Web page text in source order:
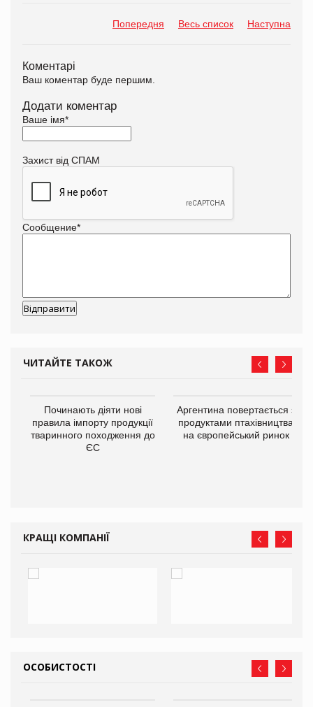
Попередня Весь список Наступна
Коментарі
Ваш коментар буде першим.
Додати коментар
Ваше імя*
Захист від СПАМ
Сообщение*
ЧИТАЙТЕ ТАКОЖ
Починають діяти нові
правила імпорту продукції
тваринного походження до
ЄС
Аргентина повертається з
продуктами птахівництва
на європейський ринок
КРАЩІ КОМПАНІЇ
ОСОБИСТОСТІ